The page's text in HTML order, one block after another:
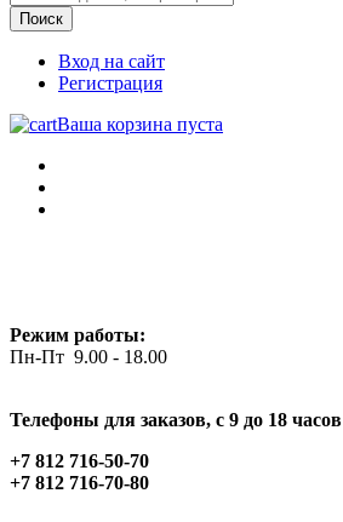
Вход на сайт
Регистрация
Ваша корзина пуста
Режим работы:
Пн-Пт 9.00 - 18.00
Телефоны для заказов, c 9 до 18 часов
+7 812 716-50-70
+7 812 716-70-80